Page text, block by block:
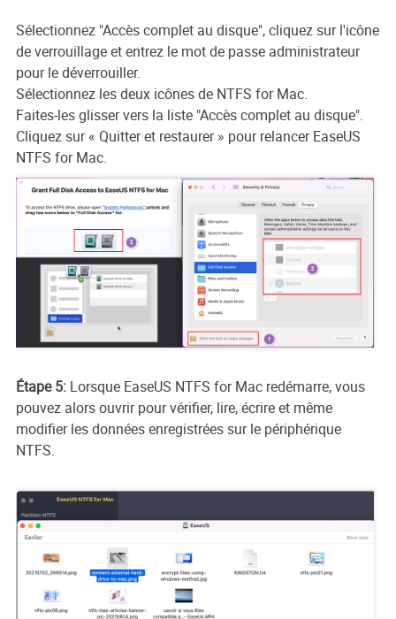
Sélectionnez "Accès complet au disque", cliquez sur l'icône
de verrouillage et entrez le mot de passe administrateur
pour le déverrouiller.
Sélectionnez les deux icônes de NTFS for Mac.
Faites-les glisser vers la liste "Accès complet au disque".
Cliquez sur « Quitter et restaurer » pour relancer EaseUS
NTFS for Mac.
Étape 5: Lorsque EaseUS NTFS for Mac redémarre, vous
pouvez alors ouvrir pour vérifier, lire, écrire et même
modifier les données enregistrées sur le périphérique
NTFS.